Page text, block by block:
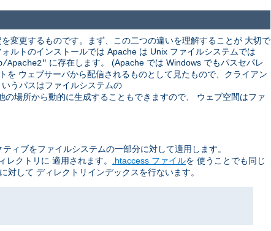
変更するものです。まず、この二つの違いを理解することが 大切で
ルトのインストールでは Apache は Unix ファイルシステムでは
Apache2" に存在します。 (Apache では Windows でもパスセパレ
ウェブサーバから配信されるものとして見たもので、クライアン
いうパスはファイルシステムの
場所から動的に生成することもできますので、 ウェブ空間はファ
ィブをファイルシステムの一部分に対して適用します。
クトリに 適用されます。 .htaccess ファイルを 使うことでも同じ
対して ディレクトリインデックスを行ないます。